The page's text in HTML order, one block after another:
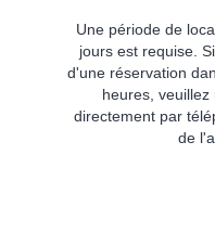
Une période de
jours est requise.
d'une réservation
heures,
directement par
de